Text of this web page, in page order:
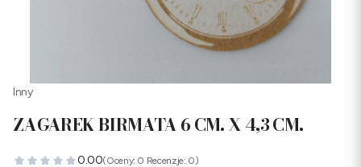
Inny
ZAGAREK BIRMATA 6 CM. X 4,3 CM.
0.00(Oceny: 0 Recenzje: 0)